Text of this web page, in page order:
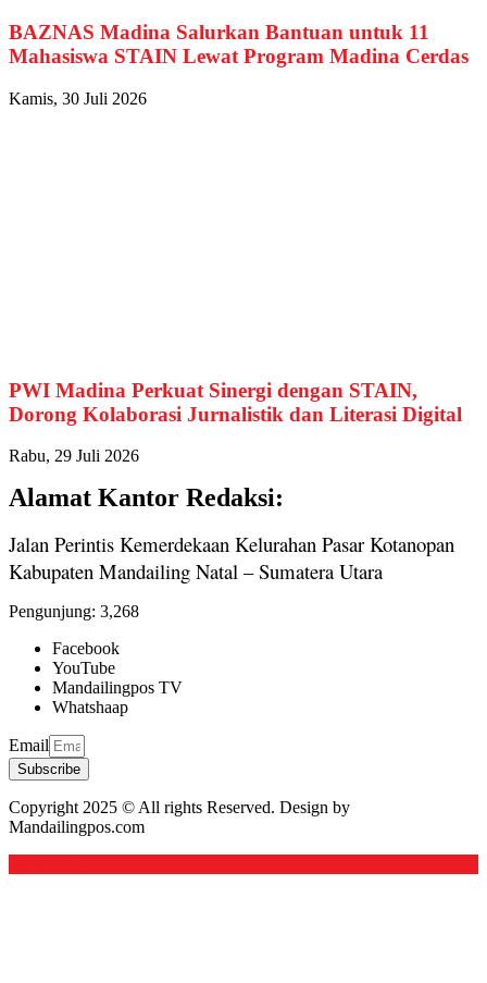
BAZNAS Madina Salurkan Bantuan untuk 11
Mahasiswa STAIN Lewat Program Madina Cerdas
Kamis, 30 Juli 2026
PWI Madina Perkuat Sinergi dengan STAIN,
Dorong Kolaborasi Jurnalistik dan Literasi Digital
Rabu, 29 Juli 2026
Alamat Kantor Redaksi:
Jalan Perintis Kemerdekaan Kelurahan Pasar Kotanopan
Kabupaten Mandailing Natal – Sumatera Utara
Pengunjung: 3,268
Facebook
YouTube
Mandailingpos TV
Whatshaap
Email
Subscribe
Copyright 2025 © All rights Reserved. Design by
Mandailingpos.com